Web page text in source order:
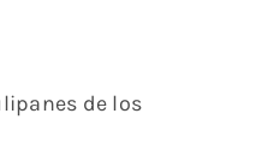
de los